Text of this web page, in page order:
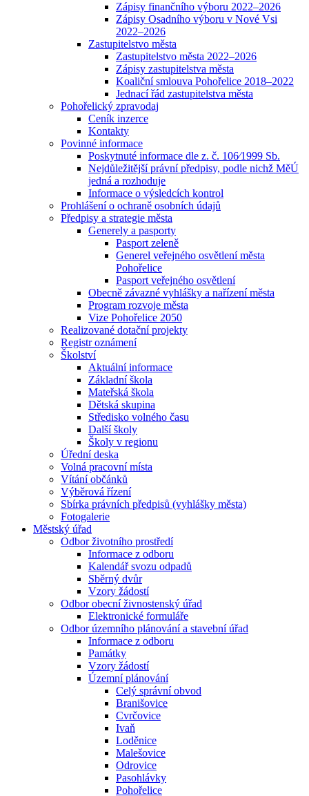
Zápisy finančního výboru 2022–2026
Zápisy Osadního výboru v Nové Vsi
2022–2026
Zastupitelstvo města
Zastupitelstvo města 2022–2026
Zápisy zastupitelstva města
Koaliční smlouva Pohořelice 2018–2022
Jednací řád zastupitelstva města
Pohořelický zpravodaj
Ceník inzerce
Kontakty
Povinné informace
Poskytnuté informace dle z. č. 106⁄1999 Sb.
Nejdůležitější právní předpisy, podle nichž MěÚ
jedná a rozhoduje
Informace o výsledcích kontrol
Prohlášení o ochraně osobních údajů
Předpisy a strategie města
Generely a pasporty
Pasport zeleně
Generel veřejného osvětlení města
Pohořelice
Pasport veřejného osvětlení
Obecně závazné vyhlášky a nařízení města
Program rozvoje města
Vize Pohořelice 2050
Realizované dotační projekty
Registr oznámení
Školství
Aktuální informace
Základní škola
Mateřská škola
Dětská skupina
Středisko volného času
Další školy
Školy v regionu
Úřední deska
Volná pracovní místa
Vítání občánků
Výběrová řízení
Sbírka právních předpisů (vyhlášky města)
Fotogalerie
Městský úřad
Odbor životního prostředí
Informace z odboru
Kalendář svozu odpadů
Sběrný dvůr
Vzory žádostí
Odbor obecní živnostenský úřad
Elektronické formuláře
Odbor územního plánování a stavební úřad
Informace z odboru
Památky
Vzory žádostí
Územní plánování
Celý správní obvod
Branišovice
Cvrčovice
Ivaň
Loděnice
Malešovice
Odrovice
Pasohlávky
Pohořelice